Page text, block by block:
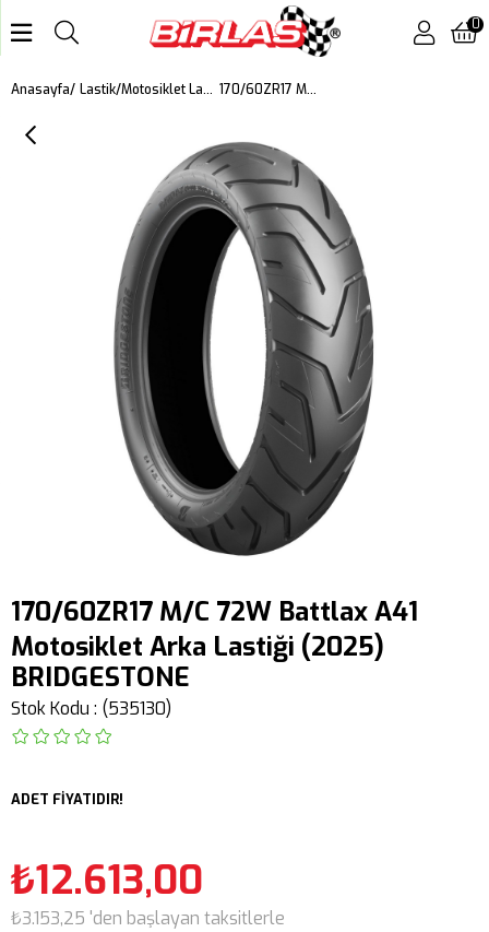
0
Anasayfa Lastik Motosiklet Lastiği 170/60ZR17 M/C 72W Battlax A41 Motosiklet Arka Lastiği (2025)
170/60ZR17 M/C 72W Battlax A41
Motosiklet Arka Lastiği (2025)
BRIDGESTONE
Stok Kodu (535130)
ADET FİYATIDIR!
₺12.613,00
₺3.153,25 'den başlayan taksitlerle